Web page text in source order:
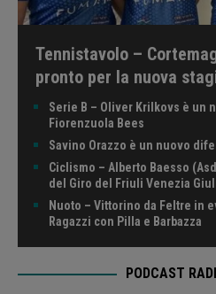
Tennistavolo –
pronto per la nuova
Serie B – Oliver Krilkovs è un
Fiorenzuola Bees
Savino Orazzo è un nuovo
Ciclismo – Alberto Baesso
del Giro del Friuli Venezia
Nuoto – Vittorino da Feltre in
Ragazzi con Pilla e Barbazza
PODCAST